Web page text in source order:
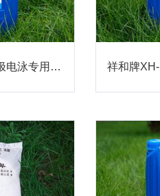
祥和牌XH-10B型阴极电泳专用磷化液